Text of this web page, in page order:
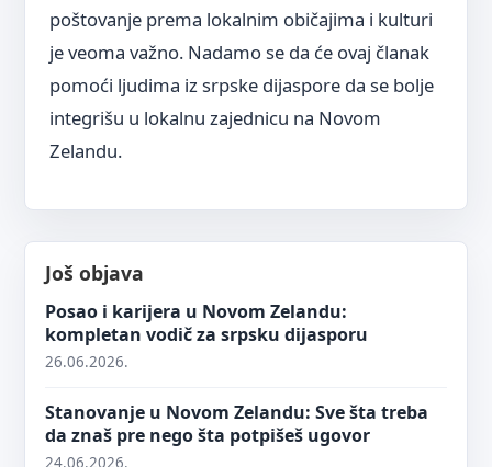
poštovanje prema lokalnim običajima i kulturi
je veoma važno. Nadamo se da će ovaj članak
pomoći ljudima iz srpske dijaspore da se bolje
integrišu u lokalnu zajednicu na Novom
Zelandu.
Još objava
Posao i karijera u Novom Zelandu:
kompletan vodič za srpsku dijasporu
26.06.2026.
Stanovanje u Novom Zelandu: Sve šta treba
da znaš pre nego šta potpišeš ugovor
24.06.2026.